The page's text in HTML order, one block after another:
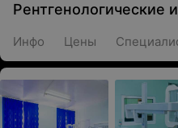
Рентгенологические
Инфо Цены